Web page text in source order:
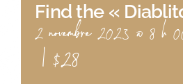
Find the «
2 novembre 2023 @ 8 h
|$28